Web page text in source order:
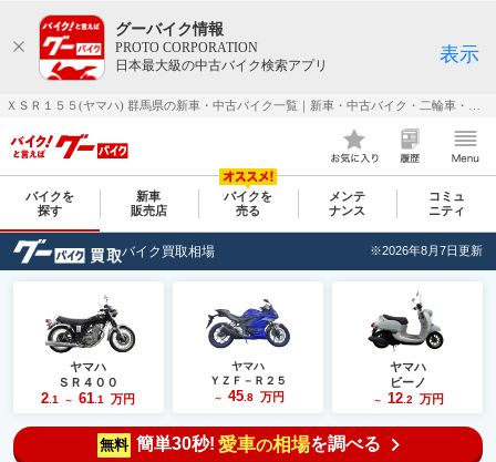
グーバイク情報
PROTO CORPORATION
日本最大級の中古バイク検索アプリ
表示
バイクを
探す
新車
販売店
バイクを
売る
メンテ
ナンス
コミュ
ニティ
バイク買取相場 ※2026年8月7日更新
ヤマハ
ＳＲ４００
2 .1 ～ 61 .1 万円
ヤマハ
ＹＺＦ－Ｒ２５
～ 45.8 万円
ヤマハ
ビーノ
～ 12.2 万円
無料 簡単30秒! 愛車の相場を調べる